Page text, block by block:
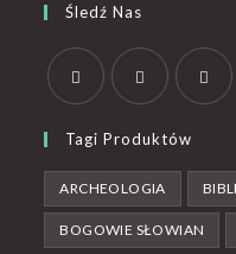
Śledź Nas
Tagi Produktów
ARCHEOLOGIA
BOGOWIE SŁOWIAN